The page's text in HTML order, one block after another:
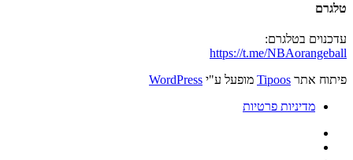
טלגרם
עדכנוים בטלגרם:
https://t.me/NBAorangeball
פיתוח אתר Tipoos מופעל ע"י WordPress
מדיניות פרטיות